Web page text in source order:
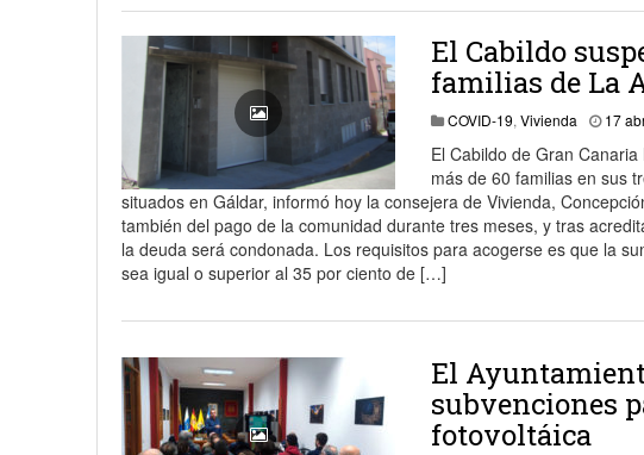
Gobierno de Canarias y Ministerio
15 febrero, 2024
La Comunidad de Regantes ‘Aldea
19 diciembre, 2023
Víctor Hernández (PP) toma
Nicolás 18 junio, 2023
El Cabildo
familias de La
COVID-19, Vivienda 17
El Cabildo de Gran
más de 60 familias en sus
situados en Gáldar, informó hoy la consejera de Vivienda,
también del pago de la comunidad durante tres meses, y tras
la deuda será condonada. Los requisitos para acogerse es que la
sea igual o superior al 35 por ciento de […]
El
subvenciones
fotovoltáica